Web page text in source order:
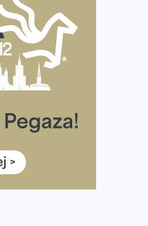
w historii.
dla Bohaterów!
się w bieganiu?
warto włączyć do
na weekend z
Warszawskiego.